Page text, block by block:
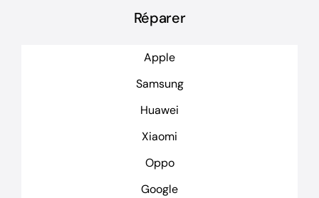
Réparer
Apple
Samsung
Huawei
Xiaomi
Oppo
Google